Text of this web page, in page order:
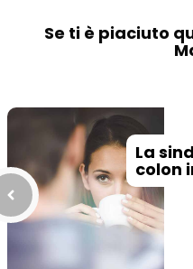
Se ti è piaciuto
La
colon